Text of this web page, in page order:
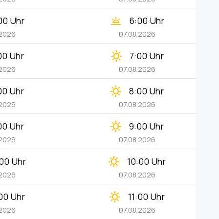
Uhr wb_twilight 6:00 Uhr
07.08.2026
Uhr clear_day 7:00 Uhr
07.08.2026
Uhr clear_day 8:00 Uhr
07.08.2026
Uhr clear_day 9:00 Uhr
07.08.2026
Uhr clear_day 10:00 Uhr
07.08.2026
Uhr clear_day 11:00 Uhr
07.08.2026